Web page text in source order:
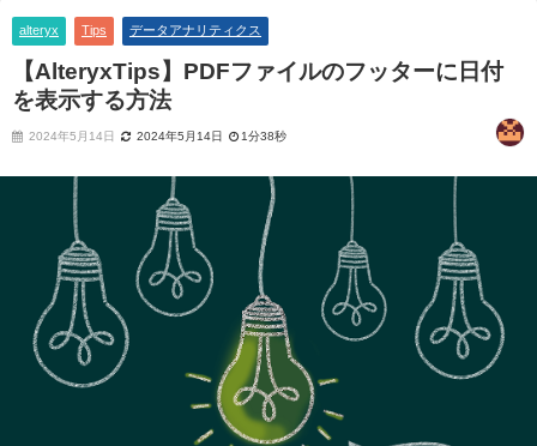
alteryx Tips データアナリティクス
【AlteryxTips】PDFファイルのフッターに日付
を表示する方法
2024年5月14日 2024年5月14日 1分38秒